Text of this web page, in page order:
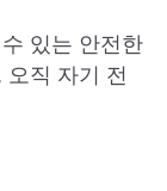
있는 안전한
오직 자기 전